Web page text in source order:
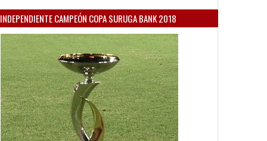
INDEPENDIENTE CAMPEÓN COPA SURUGA BANK 2018